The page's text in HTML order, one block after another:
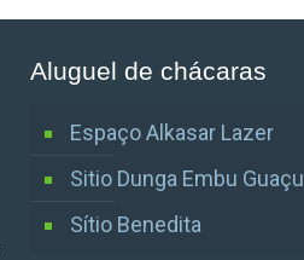
Aluguel de chácaras
Espaço Alkasar Lazer
Sitio Dunga Embu Guaçu
Sítio Benedita